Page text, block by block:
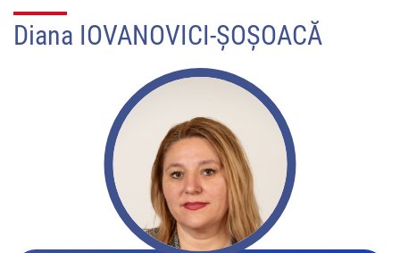
Diana IOVANOVICI-ŞOŞOACĂ